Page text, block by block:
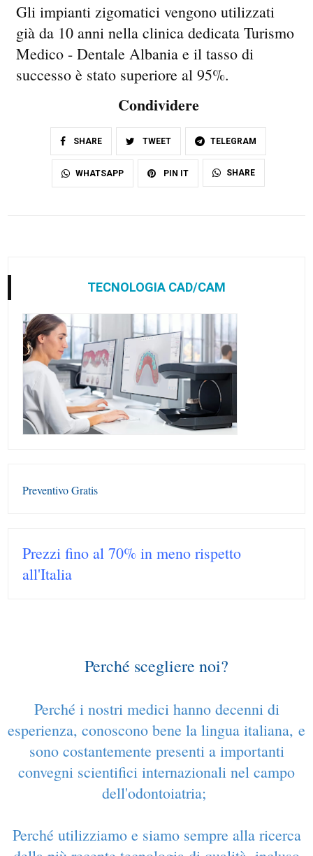
Gli impianti zigomatici vengono utilizzati
già da 10 anni nella clinica dedicata Turismo
Medico - Dentale Albania e il tasso di
successo è stato superiore al 95%.
Condividere
SHARE TWEET TELEGRAM
WHATSAPP PIN IT SHARE
TECNOLOGIA CAD/CAM
Preventivo Gratis
Prezzi fino al 70% in meno rispetto
all'Italia
Perché scegliere noi?
Perché i nostri medici hanno decenni di
esperienza, conoscono bene la lingua italiana, e
sono costantemente presenti a importanti
convegni scientifici internazionali nel campo
dell'odontoiatria;
Perché utilizziamo e siamo sempre alla ricerca